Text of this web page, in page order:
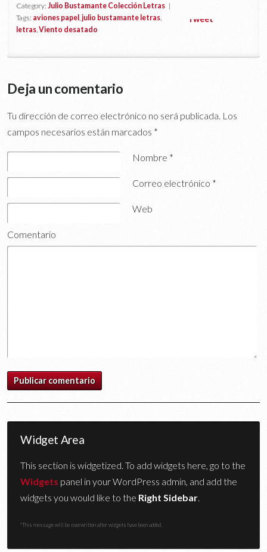
Category:Julio Bustamante Colección Letras |
Tags: aviones papel ,julio bustamante letras
letras ,Viento desatado
Tweet
Deja un comentario
Tu dirección de correo electrónico no será publicada. Los
campos necesarios están marcados *
Nombre *
Correo electrónico *
Web
Comentario
Widget Area
This section is widgetized. To add widgets here, go to the
Widgets panel in your WordPress admin, and add the
widgets you would like to the Right Sidebar.
*This message will be overwritten after widgets have been added.